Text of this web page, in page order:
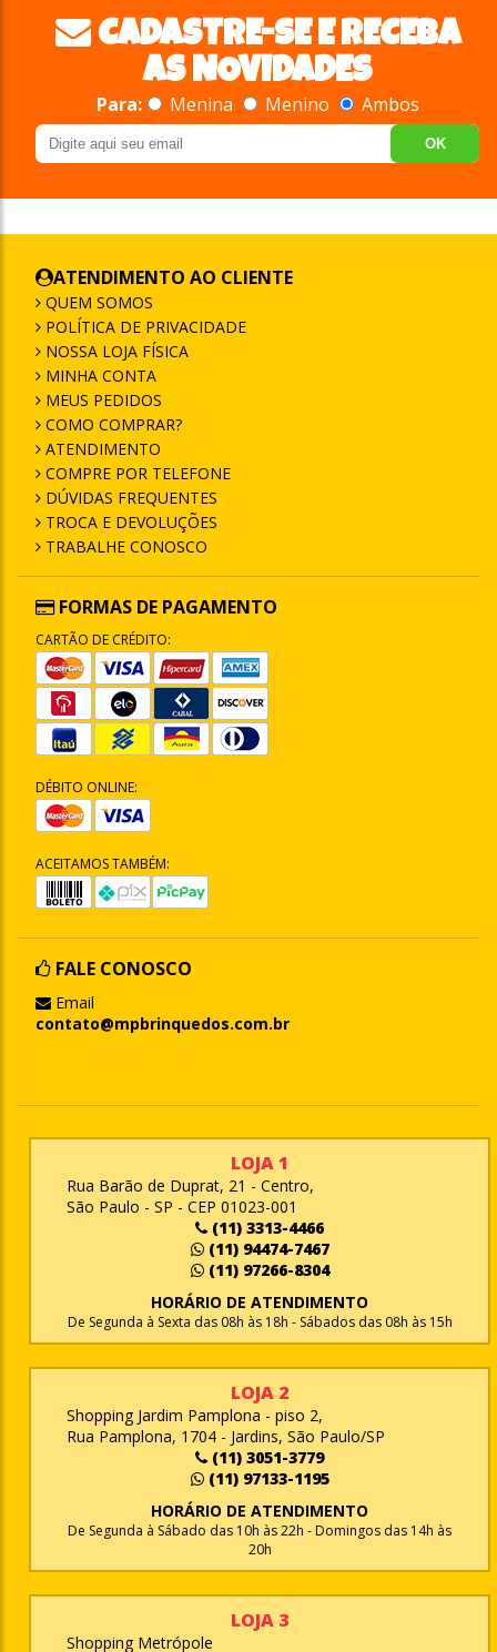
CADASTRE-SE E RECEBA
AS NOVIDADES
Para: Menina Menino Ambos
OK
ATENDIMENTO AO CLIENTE
QUEM SOMOS
POLÍTICA DE PRIVACIDADE
NOSSA LOJA FÍSICA
MINHA CONTA
MEUS PEDIDOS
COMO COMPRAR?
ATENDIMENTO
COMPRE POR TELEFONE
DÚVIDAS FREQUENTES
TROCA E DEVOLUÇÕES
TRABALHE CONOSCO
FORMAS DE PAGAMENTO
CARTÃO DE CRÉDITO:
DÉBITO ONLINE:
ACEITAMOS TAMBÉM:
FALE CONOSCO
Email
contato@mpbrinquedos.com.br
LOJA 1
Rua Barão de Duprat, 21 - Centro,
São Paulo - SP - CEP 01023-001
(11) 3313-4466
(11) 94474-7467
(11) 97266-8304
HORÁRIO DE ATENDIMENTO
De Segunda à Sexta das 08h às 18h - Sábados das 08h às 15h
LOJA 2
Shopping Jardim Pamplona - piso 2,
Rua Pamplona, 1704 - Jardins, São Paulo/SP
(11) 3051-3779
(11) 97133-1195
HORÁRIO DE ATENDIMENTO
De Segunda à Sábado das 10h às 22h - Domingos das 14h às
20h
LOJA 3
Shopping Metrópole